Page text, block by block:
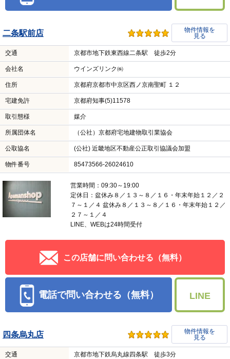
二条駅前店
物件情報を
見る
交通 京都市地下鉄東西線二条駅 徒歩2分
会社名 ウインズリンク㈱
住所 京都府京都市中京区西ノ京南聖町 １２
宅建免許 京都府知事(5)11578
取引態様 媒介
所属団体名 （公社）京都府宅地建物取引業協会
公取協名 (公社) 近畿地区不動産公正取引協議会加盟
物件番号 85473566-26024610
営業時間：09:30～19:00
定休日：盆休み８／１３～８／１６・年末年始１２／２
７～１／４ 盆休み８／１３～８／１６・年末年始１２／
２７～１／４
LINE、WEBは24時間受付
この店舗に問い合わせる（無料）
電話で問い合わせる（無料） LINE
四条烏丸店
物件情報を
見る
交通 京都市地下鉄烏丸線四条駅 徒歩3分